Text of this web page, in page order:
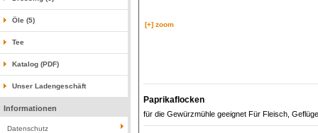
Öle (5)
Tee
Katalog (PDF)
Unser Ladengeschäft
Informationen
Datenschutz
[+] zoom
Paprikaflocken
für die Gewürzmühle geeignet Für Fleisch,